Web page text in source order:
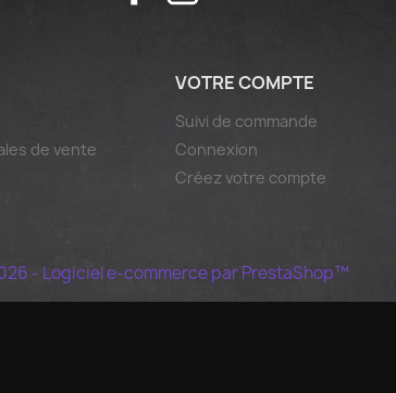
de vente
VOTRE COMPTE
Suivi de commande
Connexion
Créez votre compte
- Logiciel e-commerce par PrestaShop™